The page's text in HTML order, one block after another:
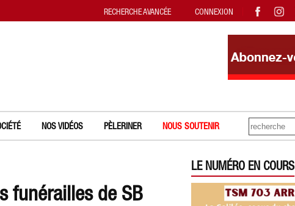
NOS VIDÉOS PÈLERINER NOUS SOUTENIR
funérailles de SB
LE NUMÉRO EN COURS
RECHERCHE AVANCÉE CONNEXION